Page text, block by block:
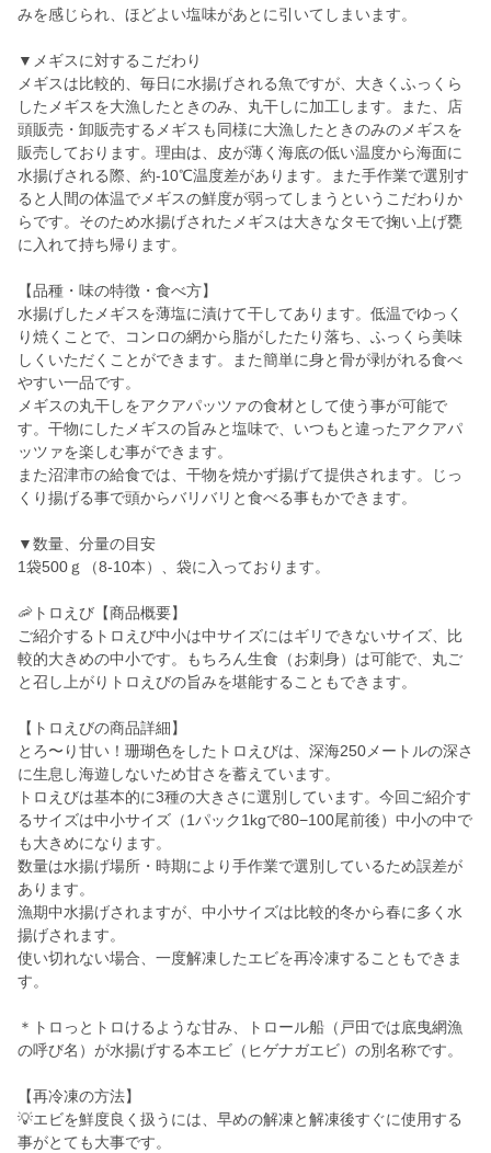
みを感じられ、ほどよい塩味があとに引いてしまいます。
▼メギスに対するこだわり
メギスは比較的、毎日に水揚げされる魚ですが、大きくふっくら
したメギスを大漁したときのみ、丸干しに加工します。また、店
頭販売・卸販売するメギスも同様に大漁したときのみのメギスを
販売しております。理由は、皮が薄く海底の低い温度から海面に
水揚げされる際、約-10℃温度差があります。また手作業で選別す
ると人間の体温でメギスの鮮度が弱ってしまうというこだわりか
らです。そのため水揚げされたメギスは大きなタモで掬い上げ甕
に入れて持ち帰ります。
【品種・味の特徴・食べ方】
水揚げしたメギスを薄塩に漬けて干してあります。低温でゆっく
り焼くことで、コンロの網から脂がしたたり落ち、ふっくら美味
しくいただくことができます。また簡単に身と骨が剥がれる食べ
やすい一品です。
メギスの丸干しをアクアパッツァの食材として使う事が可能で
す。干物にしたメギスの旨みと塩味で、いつもと違ったアクアパ
ッツァを楽しむ事ができます。
また沼津市の給食では、干物を焼かず揚げて提供されます。じっ
くり揚げる事で頭からバリバリと食べる事もかできます。
▼数量、分量の目安
1袋500ｇ（8-10本）、袋に入っております。
🦐トロえび【商品概要】
ご紹介するトロえび中小は中サイズにはギリできないサイズ、比
較的大きめの中小です。もちろん生食（お刺身）は可能で、丸ご
と召し上がりトロえびの旨みを堪能することもできます。
【トロえびの商品詳細】
とろ〜り甘い！珊瑚色をしたトロえびは、深海250メートルの深さ
に生息し海遊しないため甘さを蓄えています。
トロえびは基本的に3種の大きさに選別しています。今回ご紹介す
るサイズは中小サイズ（1パック1kgで80−100尾前後）中小の中で
も大きめになります。
数量は水揚げ場所・時期により手作業で選別しているため誤差が
あります。
漁期中水揚げされますが、中小サイズは比較的冬から春に多く水
揚げされます。
使い切れない場合、一度解凍したエビを再冷凍することもできま
す。
＊トロっとトロけるような甘み、トロール船（戸田では底曳網漁
の呼び名）が水揚げする本エビ（ヒゲナガエビ）の別名称です。
【再冷凍の方法】
💡エビを鮮度良く扱うには、早めの解凍と解凍後すぐに使用する
事がとても大事です。